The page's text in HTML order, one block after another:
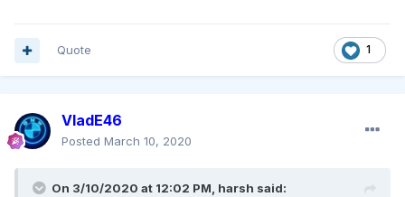
1
Quote
VladE46
Posted March 10, 2020
On 3/10/2020 at 12:02 PM, harsh said: